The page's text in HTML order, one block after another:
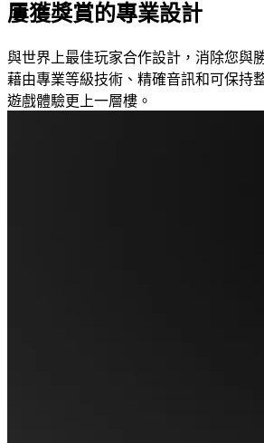
屢獲獎賞的專業設計
與世界上最佳玩家合作設計，消除您與
藉由專業等級技術、精確音訊和可保持
遊戲體驗更上一層樓。